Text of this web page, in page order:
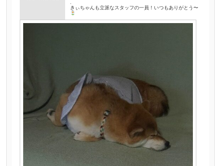
きぃちゃんも立派なスタッフの一員！いつもありがとう〜